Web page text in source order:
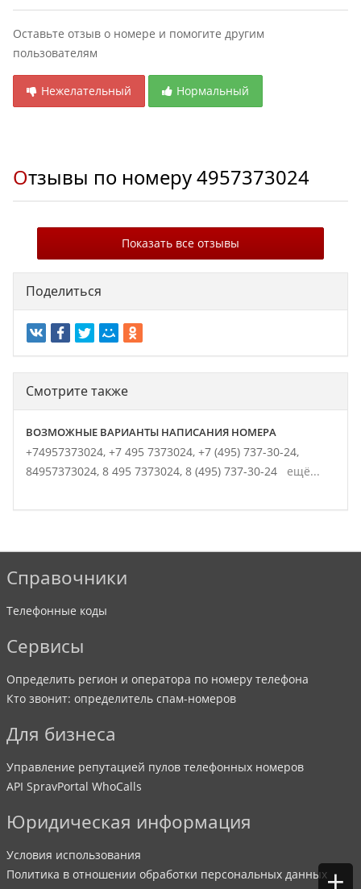
Оставьте отзыв о номере и помогите другим
пользователям
Нежелательный Нормальный
Отзывы по номеру4957373024
Показать все отзывы
Поделиться
Смотрите также
ВОЗМОЖНЫЕ ВАРИАНТЫ НАПИСАНИЯ НОМЕРА
+74957373024, +7 495 7373024, +7 (495) 737-30-24,
84957373024, 8 495 7373024, 8 (495) 737-30-24 ещё...
Справочники
Телефонные коды
Сервисы
Определить регион и оператора по номеру телефона
Кто звонит: определитель спам-номеров
Для бизнеса
Управление репутацией пулов телефонных номеров
API SpravPortal WhoCalls
Юридическая информация
Условия использования
Политика в отношении обработки персональных данных